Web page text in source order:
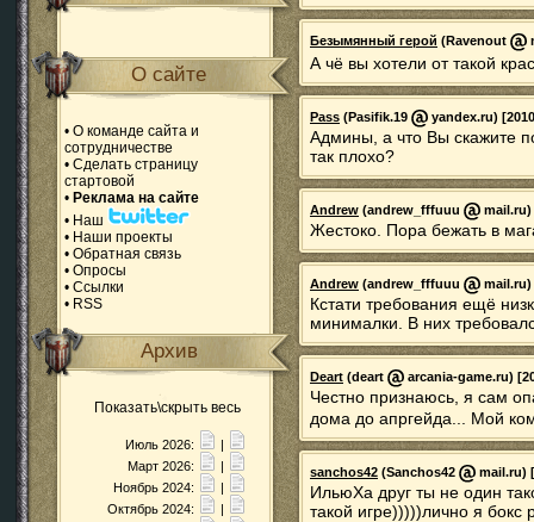
О сайте
• О команде сайта и
сотрудничестве
• Сделать страницу
стартовой
• Реклама на сайте
• Наш
• Наши проекты
• Обратная связь
• Опросы
• Ссылки
• RSS
Архив
Показать\скрыть весь
Июль 2026:
|
Март 2026:
|
Ноябрь 2024:
|
Октябрь 2024:
|
Безымянный герой (Ravenout
А чё вы хотели от такой
Pass (Pasifik.19 yandex.ru)
Админы, а что Вы скажите
так плохо?
Andrew (andrew_fffuuu mail.ru)
Жестоко. Пора бежать в
Andrew (andrew_fffuuu mail.ru)
Кстати требования ещё
минималки. В них
Deart (deart arcania-game.ru)
Честно признаюсь, я сам
дома до апргейда... Мой
sanchos42 (Sanchos42 mail.ru)
ИльюХа друг ты не один
такой игре)))))лично я бокс